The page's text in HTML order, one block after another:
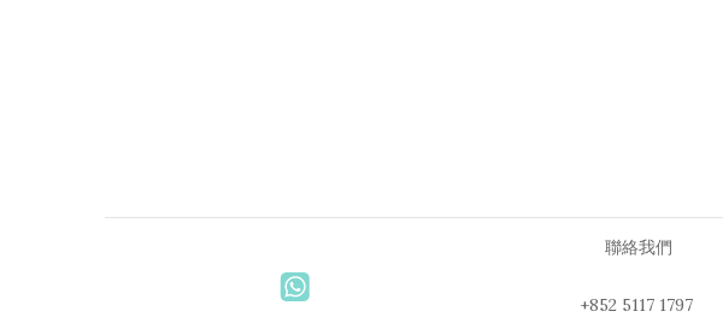
聯絡我們
+852 5117 1797